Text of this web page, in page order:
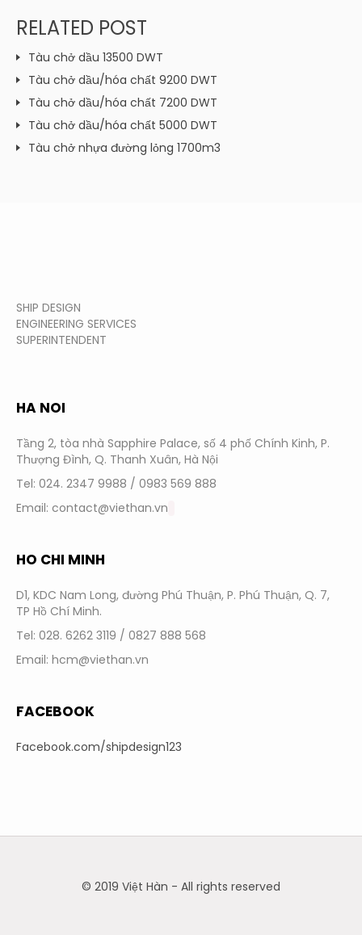
RELATED POST
Tàu chở dầu 13500 DWT
Tàu chở dầu/hóa chất 9200 DWT
Tàu chở dầu/hóa chất 7200 DWT
Tàu chở dầu/hóa chất 5000 DWT
Tàu chở nhựa đường lỏng 1700m3
SHIP DESIGN
ENGINEERING SERVICES
SUPERINTENDENT
HA NOI
Tầng 2, tòa nhà Sapphire Palace, số 4 phố Chính Kinh, P.
Thượng Đình, Q. Thanh Xuân, Hà Nội
Tel: 024. 2347 9988 / 0983 569 888
Email: contact@viethan.vn
HO CHI MINH
D1, KDC Nam Long, đường Phú Thuận, P. Phú Thuận, Q. 7,
TP Hồ Chí Minh.
Tel: 028. 6262 3119 / 0827 888 568
Email: hcm@viethan.vn
FACEBOOK
Facebook.com/shipdesign123
© 2019 Việt Hàn - All rights reserved